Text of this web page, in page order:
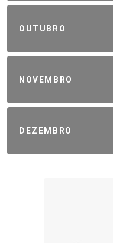
OUTUBRO
NOVEMBRO
DEZEMBRO